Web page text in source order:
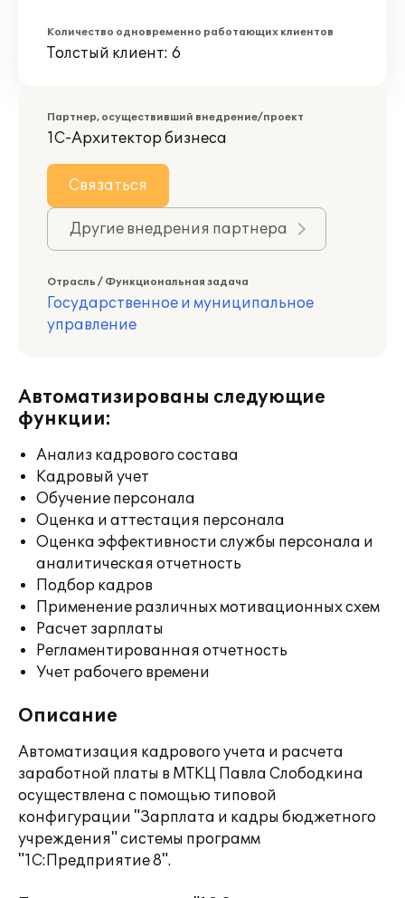
Количество одновременно работающих клиентов
Толстый клиент: 6
Партнер, осуществивший внедрение/проект
1С-Архитектор бизнеса
Связаться
Другие внедрения партнера
Отрасль / Функциональная задача
Государственное и муниципальное
управление
Автоматизированы следующие
функции:
Анализ кадрового состава
Кадровый учет
Обучение персонала
Оценка и аттестация персонала
Оценка эффективности службы персонала и
аналитическая отчетность
Подбор кадров
Применение различных мотивационных схем
Расчет зарплаты
Регламентированная отчетность
Учет рабочего времени
Описание
Автоматизация кадрового учета и расчета
заработной платы в МТКЦ Павла Слободкина
осуществлена с помощью типовой
конфигурации "Зарплата и кадры бюджетного
учреждения" системы программ
"1С:Предприятие 8".